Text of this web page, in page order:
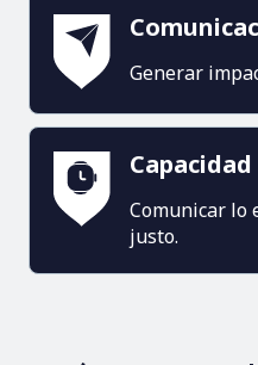
Generar
Comunicar lo
justo.